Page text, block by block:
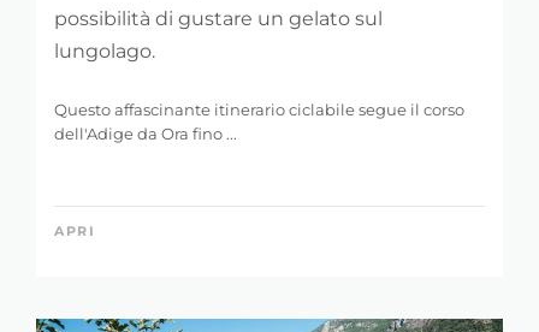
36 mpossibilità di gustare un gelato sul
lungolago.
Questo affascinante itinerario ciclabile segue il corso
dell'Adige da Ora fino ...
APRI